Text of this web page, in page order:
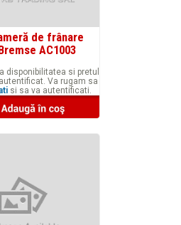
de frânare
AC1003
disponibilitatea si pretul
Va rugam sa
si sa va autentificati.